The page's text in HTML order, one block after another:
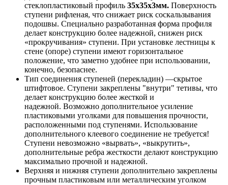
стеклопластиковый профиль 35х35х3мм. Поверхность
ступени рифленая, что снижает риск соскальзывания
подошвы. Специально разработанная форма профиля
делает конструкцию более надежной, снижен риск
«прокручивания» ступени. При установке лестницы к
стене (опоре) ступени имеют горизонтальное
положение, что заметно удобнее при использовании,
конечно, безопаснее.
Тип соединения ступеней (перекладин) —скрытое
штифтовое. Ступени закреплены "внутри" тетивы, что
делает конструкцию более жесткой и
надежной. Возможно дополнительное усиление
пластиковыми уголками для повышения прочности,
расположенными под ступенями. Использование
дополнительного клеевого соединение не требуется!
Ступени невозможно «вырвать», «выкрутить»,
дополнительные ребра жесткости делают конструкцию
максимально прочной и надежной.
Верхняя и нижняя ступени дополнительно закреплены
прочным пластиковым или металлическим уголком